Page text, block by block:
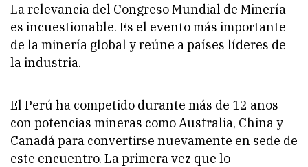
La relevancia del Congreso Mundial de Minería
es incuestionable. Es el evento más importante
de la minería global y reúne a países líderes de
la industria.
El Perú ha competido durante más de 12 años
con potencias mineras como Australia, China y
Canadá para convertirse nuevamente en sede de
este encuentro. La primera vez que lo